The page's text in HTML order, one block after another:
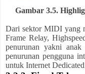
Gambar 3.5.
Dari sektor MIDI yang
Frame Relay,
penurunan yakni
penurunan pengguna
untuk Internet